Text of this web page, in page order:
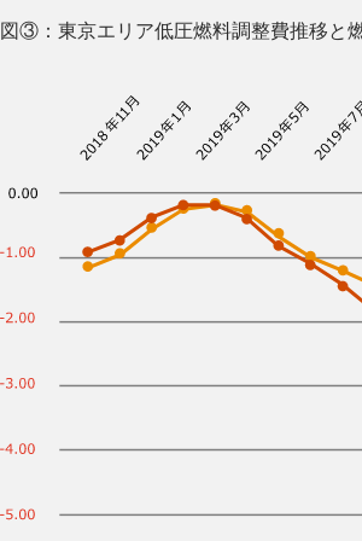
図③：東京エリア低圧燃料調整費推移と